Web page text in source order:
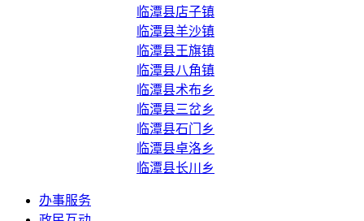
临潭县店子镇
临潭县羊沙镇
临潭县王旗镇
临潭县八角镇
临潭县术布乡
临潭县三岔乡
临潭县石门乡
临潭县卓洛乡
临潭县长川乡
办事服务